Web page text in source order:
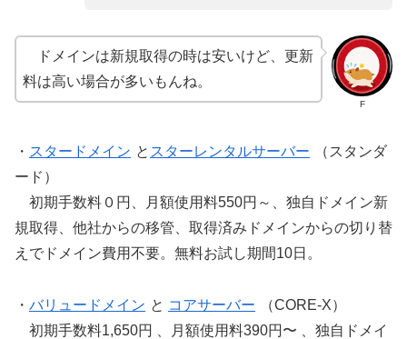
F
ドメインは新規取得の時は安いけど、更新
料は高い場合が多いもんね。
・ スタードメイン と スターレンタルサーバー
（スタンダ
ード）
初期手数料０円、月額使用料550円～、独自ドメイン新
規取得、他社からの移管、取得済みドメインからの切り替
えでドメイン費用不要。無料お試し期間10日。
・ バリュードメイン と コアサーバー
（CORE-X）
初期手数料1,650円 、月額使用料390円〜 、独自ドメイ